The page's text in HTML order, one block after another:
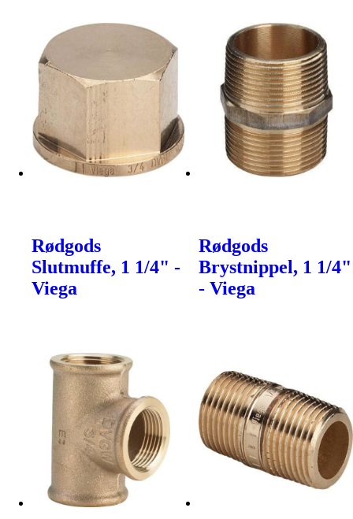
Rødgods
Slutmuffe, 1 1/4" -
Viega
Rødgods
Brystnippel, 1 1/4"
- Viega